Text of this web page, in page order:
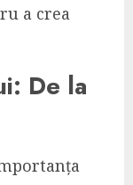
a crea
De la